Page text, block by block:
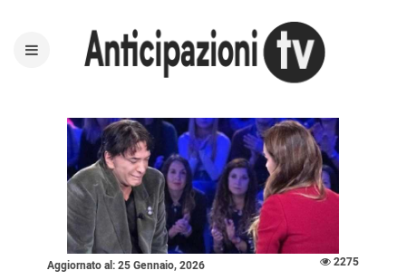
Aggiornato al: 25 Gennaio, 2026 2275